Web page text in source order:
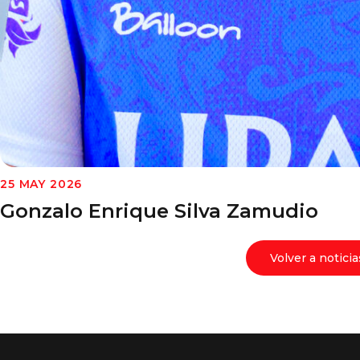
25 MAY 2026
Gonzalo Enrique Silva Zamudio
Volver a